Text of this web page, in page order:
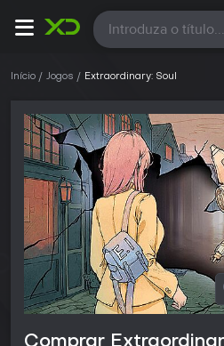
Todas
Início Jogos Extraordinary: Soul